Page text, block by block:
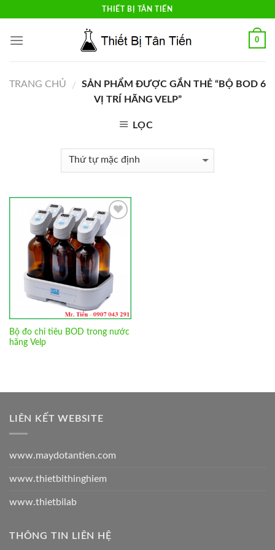
content
THIẾT BỊ TÂN TIẾN
0
TRANG CHỦ /
SẢN PHẨM ĐƯỢC GẮN THẺ “BỘ BOD 6
VỊ TRÍ HÃNG VELP”
LỌC
Add to
Wishlist
Bộ đo chỉ tiêu BOD trong nước
hãng Velp
LIÊN KẾT WEBSITE
www.maydotantien.com
www.thietbithinghiem
www.thietbilab
THÔNG TIN LIÊN HỆ